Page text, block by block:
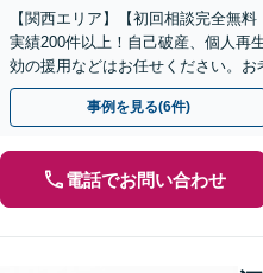
【関西エリア】【初回相談完全無
実績200件以上！自己破産、個人再
効の援用などはお任せください。
目指します【休日・夜間相談可】【
事例を見る(6件)
電話でお問い合わせ